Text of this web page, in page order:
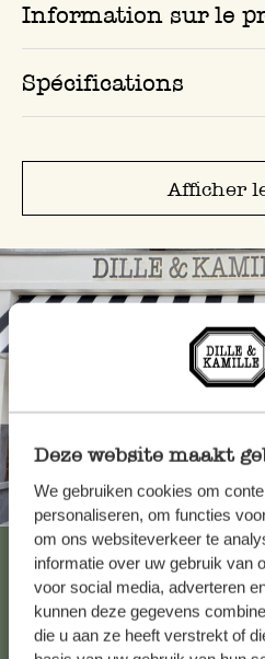
Deze website maakt
We gebruiken cookies om
personaliseren, om functies
om ons websiteverkeer te
informatie over uw gebruik van
voor social media, adverteren
kunnen deze gegevens
die u aan ze heeft verstrekt of
Information sur le
Spécifications
Afficher
Toujours à
Voir les 62 magasins